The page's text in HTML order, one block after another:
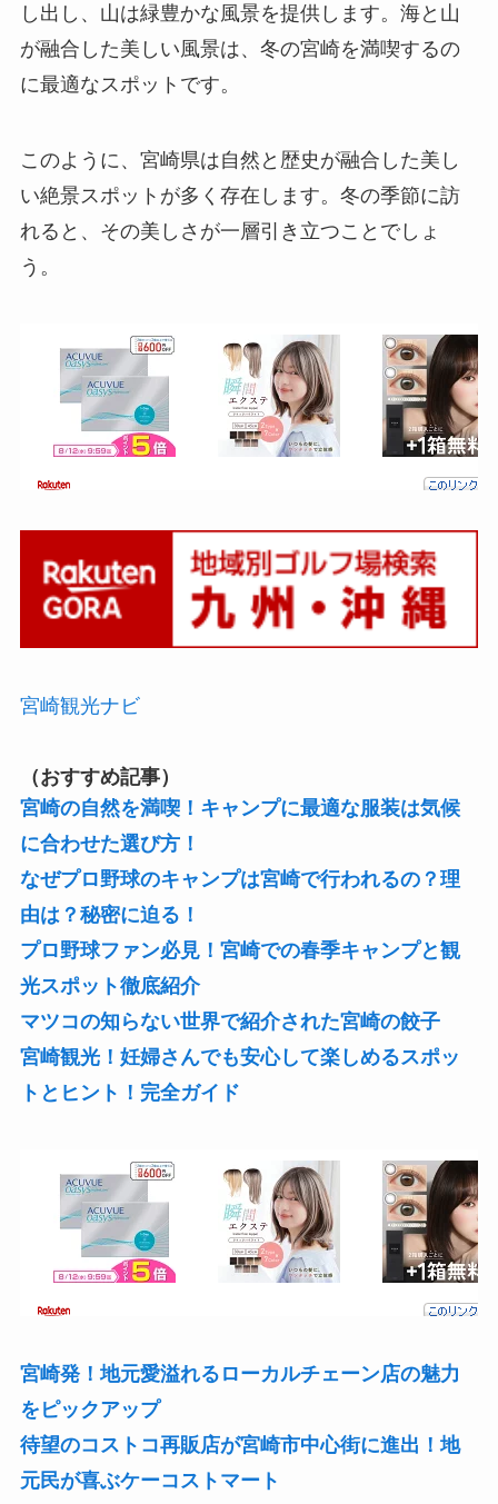
し出し、山は緑豊かな風景を提供します。海と山
が融合した美しい風景は、冬の宮崎を満喫するの
に最適なスポットです。
このように、宮崎県は自然と歴史が融合した美し
い絶景スポットが多く存在します。冬の季節に訪
れると、その美しさが一層引き立つことでしょ
う。
宮崎観光ナビ
（おすすめ記事）
宮崎の自然を満喫！キャンプに最適な服装は気候
に合わせた選び方！
なぜプロ野球のキャンプは宮崎で行われるの？理
由は？秘密に迫る！
プロ野球ファン必見！宮崎での春季キャンプと観
光スポット徹底紹介
マツコの知らない世界で紹介された宮崎の餃子
宮崎観光！妊婦さんでも安心して楽しめるスポッ
トとヒント！完全ガイド
宮崎発！地元愛溢れるローカルチェーン店の魅力
をピックアップ
待望のコストコ再販店が宮崎市中心街に進出！地
元民が喜ぶケーコストマート